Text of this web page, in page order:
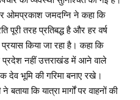
ओमप्रकाश जमदग्नि ने कहा कि
पूरी तरह प्रतिबद्ध है और हर वर्ष
किया जा रहा है। कहा कि
नहीं उत्तराखंड में आने वाले
देव भूमि की गरिमा बनाए रखे।
कि यात्रा मार्गों पर वाहनों की